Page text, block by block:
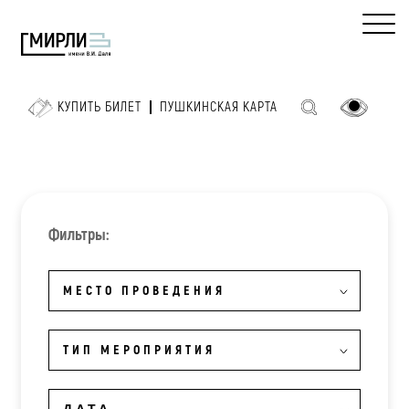
КУПИТЬ БИЛЕТ ПУШКИНСКАЯ КАРТА
Фильтры:
МЕСТО ПРОВЕДЕНИЯ
ТИП МЕРОПРИЯТИЯ